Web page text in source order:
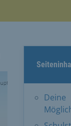
Deine